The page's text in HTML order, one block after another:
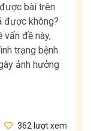
bài trên
được không?
vấn đề này,
trạng bệnh
ảnh hưởng
362 lượt xem